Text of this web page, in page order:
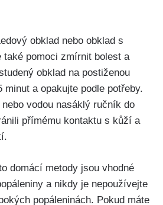
obklad nebo obklad ​s
také pomoci zmírnit bolest a
obklad na postiženou
minut a opakujte⁣ podle potřeby.
vodou nasáklý ručník‍ do
přímému ⁢kontaktu ⁢s ⁤kůží a
domácí ‌metody jsou vhodné
a nikdy⁣ je nepoužívejte
popáleninách. Pokud máte